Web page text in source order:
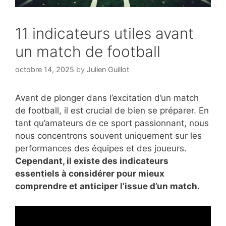
11 indicateurs utiles avant
un match de football
octobre 14, 2025 by Julien Guillot
Avant de plonger dans l’excitation d’un match
de football, il est crucial de bien se préparer. En
tant qu’amateurs de ce sport passionnant, nous
nous concentrons souvent uniquement sur les
performances des équipes et des joueurs.
Cependant, il existe des indicateurs
essentiels à considérer pour mieux
comprendre et anticiper l’issue d’un match.